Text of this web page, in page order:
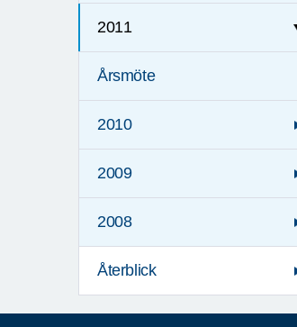
2011
Årsmöte
2010
2009
2008
Återblick